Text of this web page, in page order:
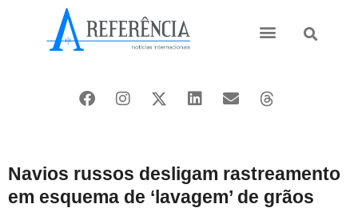
Navios russos desligam rastreamento
em esquema de ‘lavagem’ de grãos